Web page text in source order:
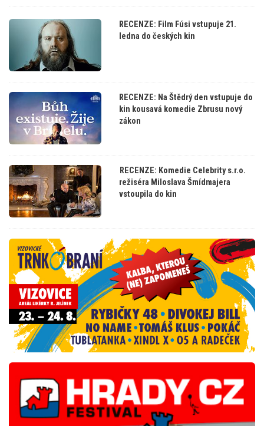
RECENZE: Film Fúsi vstupuje 21.
ledna do českých kin
RECENZE: Na Štědrý den vstupuje do
kin kousavá komedie Zbrusu nový
zákon
RECENZE: Komedie Celebrity s.r.o.
režiséra Miloslava Šmídmajera
vstoupila do kin